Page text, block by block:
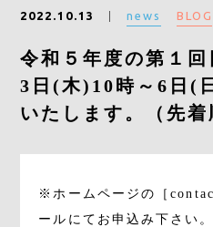
2022.10.13 news BLOG
令和５年度の第１回
3日(木)10時～6日(
いたします。（先着
※ホームページの［
ールにてお申込み下さい